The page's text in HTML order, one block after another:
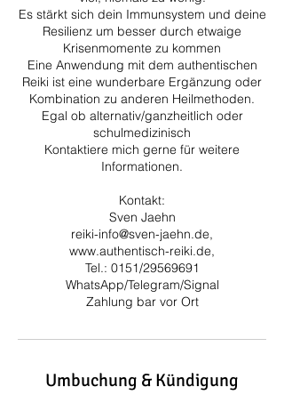
Es stärkt sich dein Immunsystem und deine
Resilienz um besser durch etwaige
Krisenmomente zu kommen
Eine Anwendung mit dem authentischen
Reiki ist eine wunderbare Ergänzung oder
Kombination zu anderen Heilmethoden.
Egal ob alternativ/ganzheitlich oder
schulmedizinisch
Kontaktiere mich gerne für weitere
Informationen.
Kontakt:
Sven Jaehn
reiki-info@sven-jaehn.de,
www.authentisch-reiki.de,
Tel.: 0151/29569691
WhatsApp/Telegram/Signal
Zahlung bar vor Ort
Umbuchung & Kündigung